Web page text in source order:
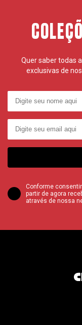
Quer saber todas
exclusivas de
Conforme
partir de agora
através de nossa